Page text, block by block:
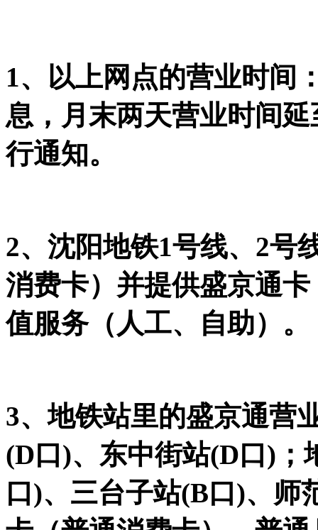
1、以上网点的营业时间
息，月末两天营业时间
行通知。
2、沈阳地铁1号线、2号
消费卡）并提供盛京通
值服务（人工、自助）。
3、地铁站里的盛京通营
(D口)、东中街站(D口)；
口)、三台子站(B口)、师